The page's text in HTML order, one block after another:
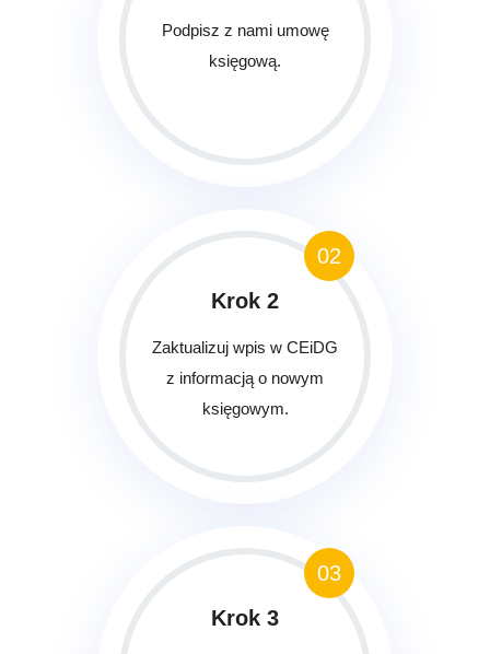
Podpisz z nami umowę
księgową.
02
Krok 2
Zaktualizuj wpis w CEiDG
z informacją o nowym
księgowym.
03
Krok 3